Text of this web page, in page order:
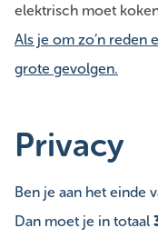
elektrisch moet
Als je om zo’n
grote gevolgen.
Privacy
Ben je aan het einde
Dan moet je in totaal